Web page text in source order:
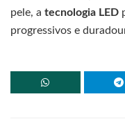
pele, a tecnologia LED
progressivos e